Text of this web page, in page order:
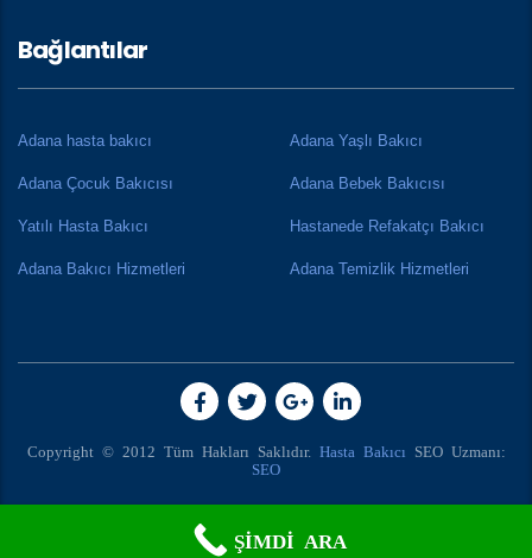
Bağlantılar
Adana hasta bakıcı Adana Yaşlı Bakıcı
Adana Çocuk Bakıcısı Adana Bebek Bakıcısı
Yatılı Hasta Bakıcı Hastanede Refakatçı Bakıcı
Adana Bakıcı Hizmetleri Adana Temizlik Hizmetleri
Copyright © 2012 Tüm Hakları Saklıdır. Hasta Bakıcı SEO Uzmanı:
SEO
ŞİMDİ ARA